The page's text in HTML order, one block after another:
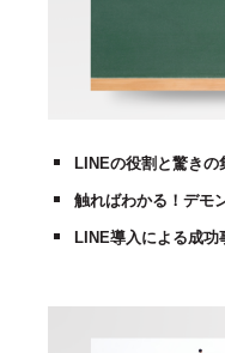
LINEの役割と驚きの
触ればわかる！デモ
LINE導入による成功